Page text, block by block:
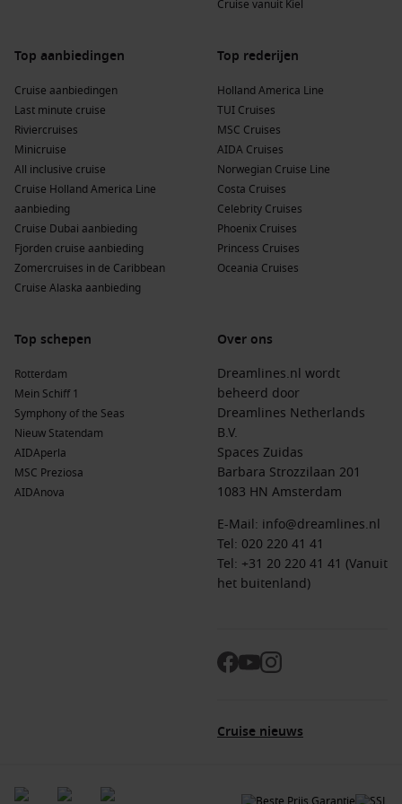
persoonlijke offerte en profiteer van exclusieve aanbiedingen
voor jouw ideale cruise.
Cruise vanuit Kiel
Top aanbiedingen
Cruise aanbiedingen
Last minute cruise
Riviercruises
Minicruise
All inclusive cruise
Cruise Holland America Line
aanbieding
Cruise Dubai aanbieding
Fjorden cruise aanbieding
Zomercruises in de Caribbean
Cruise Alaska aanbieding
Top rederijen
Holland America Line
TUI Cruises
MSC Cruises
AIDA Cruises
Norwegian Cruise Line
Costa Cruises
Celebrity Cruises
Phoenix Cruises
Princess Cruises
Oceania Cruises
Top schepen
Rotterdam
Mein Schiff 1
Symphony of the Seas
Nieuw Statendam
AIDAperla
MSC Preziosa
AIDAnova
Over ons
Dreamlines.nl wordt
beheerd door
Dreamlines Netherlands
B.V.
Spaces Zuidas
Barbara Strozzilaan 201
1083 HN Amsterdam
E-Mail: info@dreamlines.nl
Tel: 020 220 41 41
Tel: +31 20 220 41 41 (Vanuit
het buitenland)
Cruise nieuws